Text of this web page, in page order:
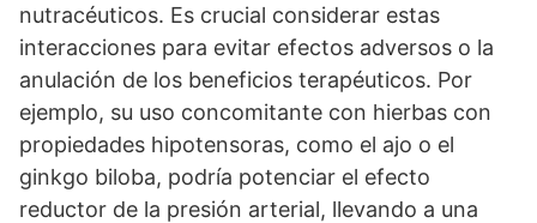
nutracéuticos. Es crucial considerar estas
interacciones para evitar efectos adversos o la
anulación de los beneficios terapéuticos. Por
ejemplo, su uso concomitante con hierbas con
propiedades hipotensoras, como el ajo o el
ginkgo biloba, podría potenciar el efecto
reductor de la presión arterial, llevando a una